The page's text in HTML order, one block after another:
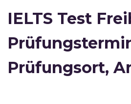
IELTS Test
Prüfungsort,